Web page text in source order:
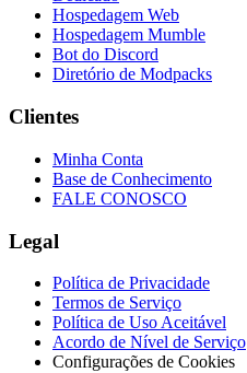
Hospedagem Web
Hospedagem Mumble
Bot do Discord
Diretório de Modpacks
Clientes
Minha Conta
Base de Conhecimento
FALE CONOSCO
Legal
Política de Privacidade
Termos de Serviço
Política de Uso Aceitável
Acordo de Nível de Serviço
Configurações de Cookies